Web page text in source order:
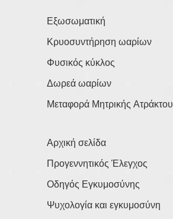
Εξωσωματική
Κρυοσυντήρηση ωαρίων
Φυσικός κύκλος
Δωρεά ωαρίων
Μεταφορά Μητρικής Ατράκτου
Αρχική σελίδα
Προγεννητικός Έλεγχος
Οδηγός Εγκυμοσύνης
Ψυχολογία και εγκυμοσύνη